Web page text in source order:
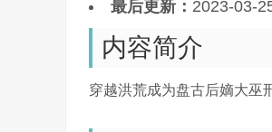
最后更新： 2023-03-
内容简介
穿越洪荒成为盘古后嫡大巫